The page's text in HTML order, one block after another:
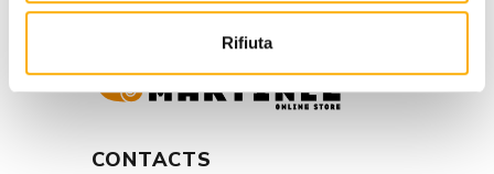
Rifiuta
CONTACTS